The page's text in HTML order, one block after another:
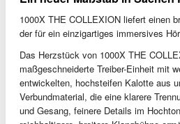
1000X THE COLLEXION liefert einen
der für ein einzigartiges immersives
Das Herzstück von 1000X THE
maßgeschneiderte Treiber-Einheit mit
entwickelten, hochsteifen Kalotte aus
Verbundmaterial, die eine klarere
und Gesang, feinere Details im